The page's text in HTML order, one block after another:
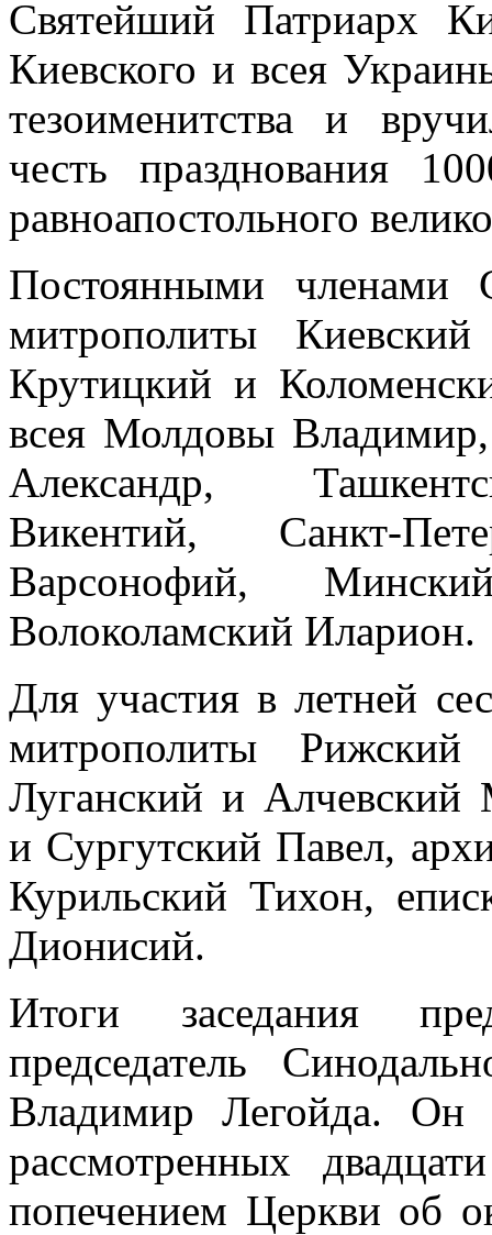
Святейший Патриарх
Киевского и всея
тезоименитства и
честь празднования
равноапостольного
Постоянными членами
митрополиты
Крутицкий и
всея Молдовы Владимир,
Александр,
Викентий, Санкт-
Варсонофий,
Волоколамский Иларион.
Для участия в летней
митрополиты
Луганский и
и Сургутский Павел,
Курильский Тихон,
Дионисий.
Итоги заседания
председатель
Владимир Легойда. Он
рассмотренных
попечением Церкви об